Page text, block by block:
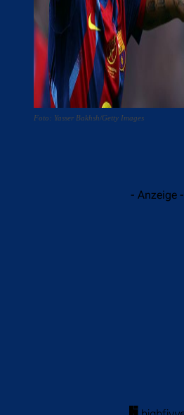
Foto: Yasser Bakhsh/Getty Images
- Anzeige -